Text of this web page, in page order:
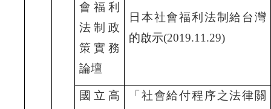
會福利
法制政
策實務
論壇
日本社會福利法制給台灣
的啟示(2019.11.29)
國立高
「社會給付程序之法律關